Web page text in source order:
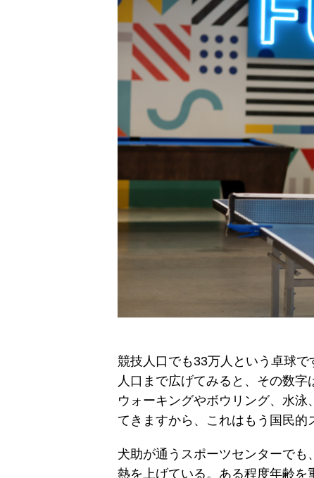
競技人口でも33万人という卓球
人口まで広げてみると、その数
ウォーキングやボウリング、水
てきますから、これはもう国民的
犬助が通うスポーツセンターで
熱を上げている。ある程度年齢を